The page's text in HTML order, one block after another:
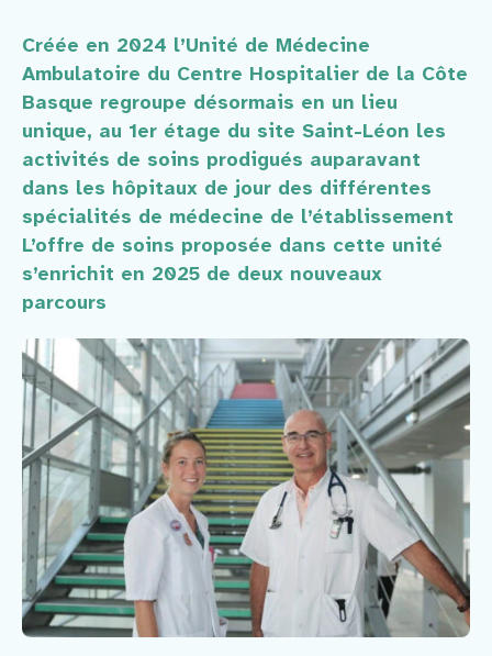
Créée en 2024 l’Unité de Médecine
Ambulatoire du Centre Hospitalier de la Côte
Basque regroupe désormais en un lieu
unique, au 1er étage du site Saint-Léon les
activités de soins prodigués auparavant
dans les hôpitaux de jour des différentes
spécialités de médecine de l’établissement
L’offre de soins proposée dans cette unité
s’enrichit en 2025 de deux nouveaux
parcours